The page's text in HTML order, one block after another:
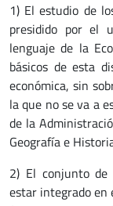
1) El estudio de
presidido por el
lenguaje de la
básicos de esta
económica, sin
la que no se va a
de la
Geografía e
2) El conjunto
estar integrado en